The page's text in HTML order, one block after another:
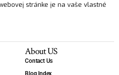
stránke je na vaše vlastné
About US
Contact Us